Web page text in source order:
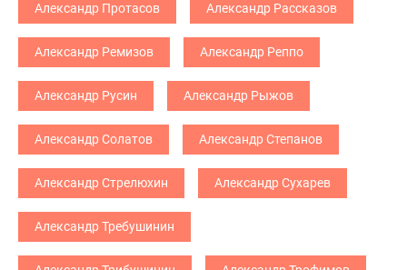
Александр Протасов Александр Рассказов
Александр Ремизов Александр Реппо
Александр Русин Александр Рыжов
Александр Солатов Александр Степанов
Александр Стрелюхин Александр Сухарев
Александр Требушинин